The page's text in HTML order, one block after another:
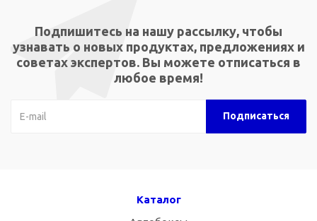
Подпишитесь на нашу рассылку, чтобы
узнавать о новых продуктах, предложениях и
советах экспертов. Вы можете отписаться в
любое время!
Каталог